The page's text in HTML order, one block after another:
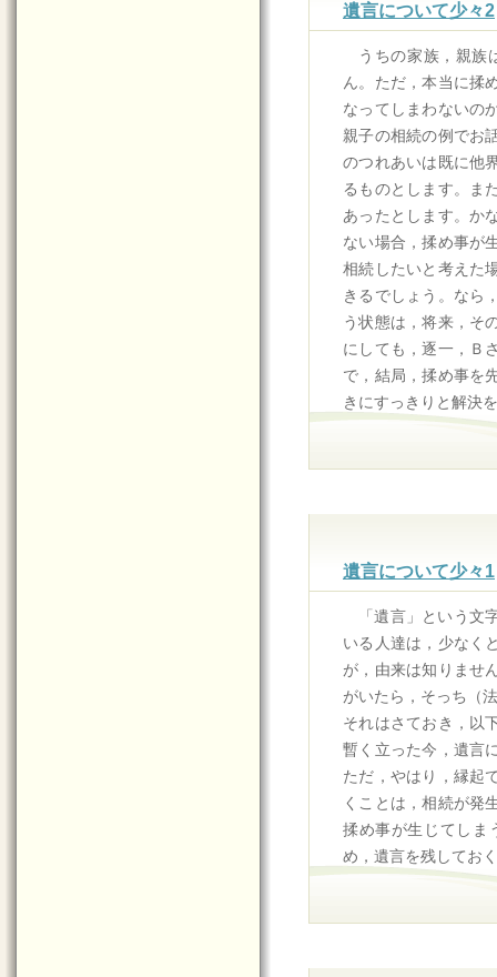
遺言について少々2
うちの家族，親族
ん。ただ，本当に揉
なってしまわないの
親子の相続の例でお
のつれあいは既に他
るものとします。ま
あったとします。か
ない場合，揉め事が
相続したいと考えた
きるでしょう。なら
う状態は，将来，そ
にしても，逐一，Ｂ
で，結局，揉め事を
きにすっきりと解決
遺言について少々1
「遺言」という
いる人達は，少なく
が，由来は知りませ
がいたら，そっち（
それはさておき，以
暫く立った今，遺言
ただ，やはり，縁起
くことは，相続が発
揉め事が生じてしま
め，遺言を残してお